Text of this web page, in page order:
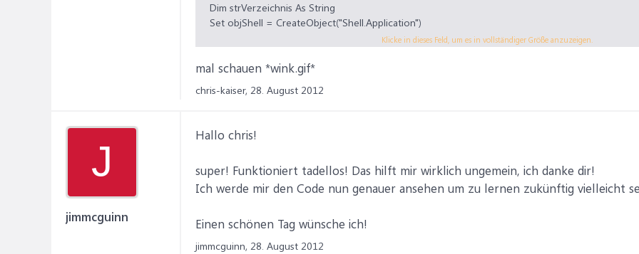
Dim strVerzeichnis As String
Set objShell = CreateObject("Shell.Application")
Set BrowseDir = objShell.BrowseForFolder(0, "Ordner auswählen", &H1000, 17)
If strVerzeichnis = "" Then: On Error GoTo 0: Exit Sub
First = 1
Do
StrSearch = InputBox("geben sie die ersten 4 Zeichen der gesuchten Dateien ein", "Such mich")
ffile strVerzeichnis, StrSearch, 1
End Sub
Dim MyFolder As Object, FSO As Object, StrName As String, IntC As Integer, strPath As String
Set FSO = fs.GetFolder(strVerzeichnis)
Klicke in dieses Feld, um es in vollständiger Größe anzuzeigen.
mal schauen *wink.gif*
chris-kaiser, 28. August 2012
J
jimmcguinn
Hallo chris!
super! Funktioniert tadellos! Das hilft mir wirklich ungemein, ich danke dir!
Ich werde mir den Code nun genauer ansehen um zu lernen zukünftig vielleicht
Einen schönen Tag wünsche ich!
jimmcguinn, 28. August 2012